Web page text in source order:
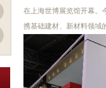
在上海世博展览馆开幕。
携基础建材、新材料领域